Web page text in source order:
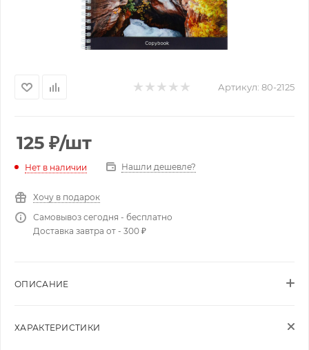
Артикул: 80-2125
125 ₽/шт
Нет в наличии Нашли дешевле?
Хочу в подарок
Самовывоз сегодня - бесплатно
Доставка завтра от - 300 ₽
ОПИСАНИЕ
ХАРАКТЕРИСТИКИ